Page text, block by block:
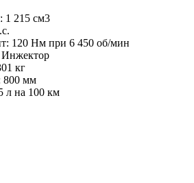
1 215 см3
120 Нм при 6 450 об/мин
Инжектор
кг
800 мм
л на 100 км